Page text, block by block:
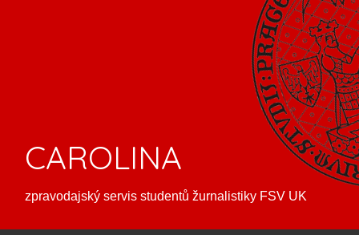
CAROLINA
zpravodajský servis studentů žurnalistiky FSV UK